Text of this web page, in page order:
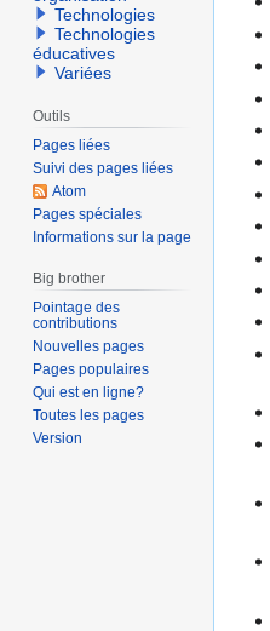
m
m
Technologies
Technologies
éducatives
Variées
Outils
Pages liées
Suivi des pages liées
Atom
Pages spéciales
Informations sur la page
Big brother
Pointage des
contributions
Nouvelles pages
Pages populaires
Qui est en ligne?
Toutes les pages
Version